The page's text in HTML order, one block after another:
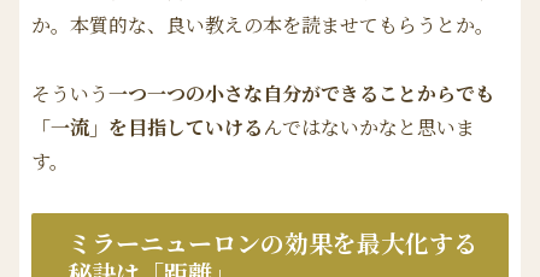
か。本質的な、良い教えの本を読ませてもらうとか。
そういう一つ一つの小さな自分ができることからでも
「一流」を目指していけるんではないかなと思いま
す。
ミラーニューロンの効果を最大化する